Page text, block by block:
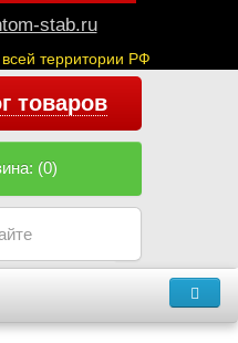
stab.ru
территории РФ
товаров
(0)